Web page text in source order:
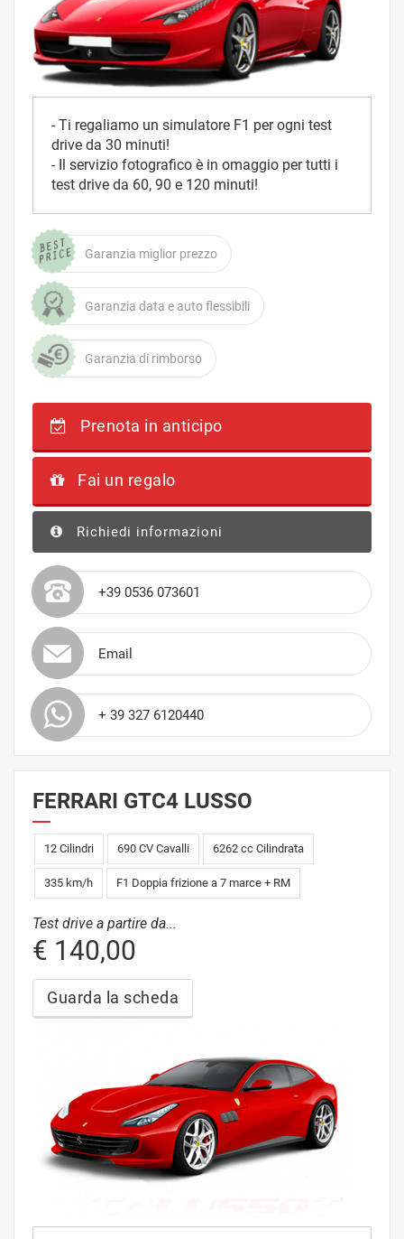
- Ti regaliamo un simulatore F1 per ogni test
drive da 30 minuti!
- Il servizio fotografico è in omaggio per tutti i
test drive da 60, 90 e 120 minuti!
Garanzia miglior prezzo
Garanzia data e auto flessibili
Garanzia di rimborso
Prenota in anticipo
Fai un regalo
Richiedi informazioni
+39 0536 073601
Email
+ 39 327 6120440
FERRARI GTC4 LUSSO
12 Cilindri 690 CV Cavalli 6262 cc Cilindrata
335 km/h F1 Doppia frizione a 7 marce + RM
Test drive a partire da...
€ 140,00
Guarda la scheda